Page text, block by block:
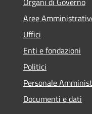
Aree
Uffici
Enti e fondazioni
Politici
Personale
Documenti e dati